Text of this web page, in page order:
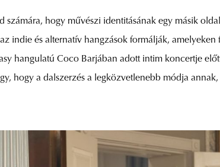
hogy művészi identitásának egy másik
indie és alternatív hangzások formálják, amelyeken
hangulatú Coco Barjában adott intim koncertje
hogy a dalszerzés a legközvetlenebb módja